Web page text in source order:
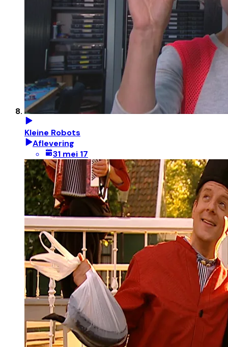
Kleine Robots
Aflevering
31 mei 17